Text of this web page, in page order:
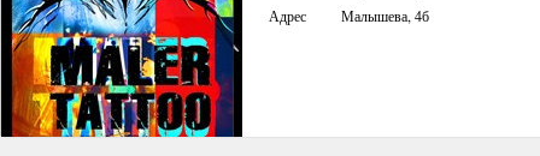
Адрес
Малышева, 4б